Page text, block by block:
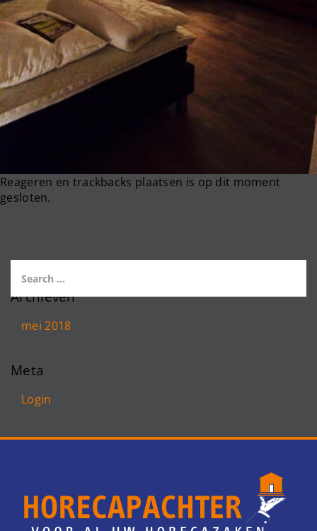
Reageren en trackbacks plaatsen is op dit moment
gesloten.
Archieven
mei 2018
Meta
Login